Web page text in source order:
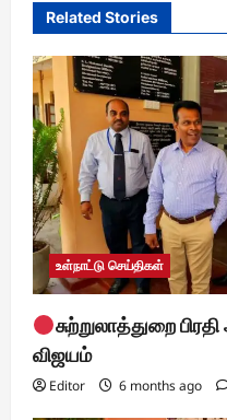
g
a
t
i
o
n
Related Stories
உள்நாட்டு செய்திகள்
சுற்றுலாத்துறை
விஜயம்
Editor 6 months ago